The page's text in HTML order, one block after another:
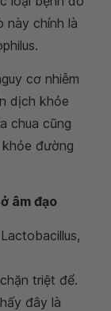
này chính là
cơ nhiễm
dịch khỏe
chua cũng
đường
âm đạo
triệt để.
đây là